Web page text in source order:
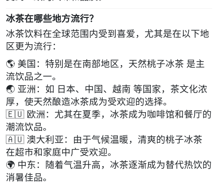
冰茶在哪些地方流行？
冰茶饮料在全球范围内受到喜爱，尤其是在以下地
区更为流行：
🌎 美国 ：特别是在南部地区， 天然桃子冰茶 是主
流饮品之一。
🌏 亚洲 ：如 日本、中国、越南 等国家，茶文化浓
厚，使天然酿造冰茶成为受欢迎的选择。
🇪🇺 欧洲 ：尤其在夏季，冰茶成为咖啡馆和餐厅的
潮流饮品。
🇦🇺 澳大利亚：由于气候温暖， 清爽的桃子冰茶
在超市和家庭中广受欢迎。
🌍 中东：随着气温升高，冰茶逐渐成为替代热饮的
消暑佳品。